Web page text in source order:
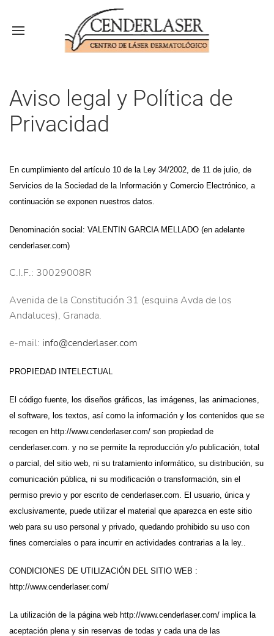
Aviso legal y Política de
Privacidad
En cumplimiento del artículo 10 de la Ley 34/2002, de 11 de julio, de
Servicios de la Sociedad de la Información y Comercio Electrónico, a
continuación se exponen nuestros datos.
Denominación social: VALENTIN GARCIA MELLADO (en adelante
cenderlaser.com)
C.I.F.: 30029008R
Avenida de la Constitución 31 (esquina Avda de los
Andaluces), Granada.
e-mail: info@cenderlaser.com
PROPIEDAD INTELECTUAL
El código fuente, los diseños gráficos, las imágenes, las animaciones,
el software, los textos, así como la información y los contenidos que se
recogen en http://www.cenderlaser.com/ son propiedad de
cenderlaser.com. y no se permite la reproducción y/o publicación, total
o parcial, del sitio web, ni su tratamiento informático, su distribución, su
comunicación pública, ni su modificación o transformación, sin el
permiso previo y por escrito de cenderlaser.com. El usuario, única y
exclusivamente, puede utilizar el material que aparezca en este sitio
web para su uso personal y privado, quedando prohibido su uso con
fines comerciales o para incurrir en actividades contrarias a la ley..
CONDICIONES DE UTILIZACIÓN DEL SITIO WEB :
http://www.cenderlaser.com/
La utilización de la página web http://www.cenderlaser.com/ implica la
aceptación plena y sin reservas de todas y cada una de las